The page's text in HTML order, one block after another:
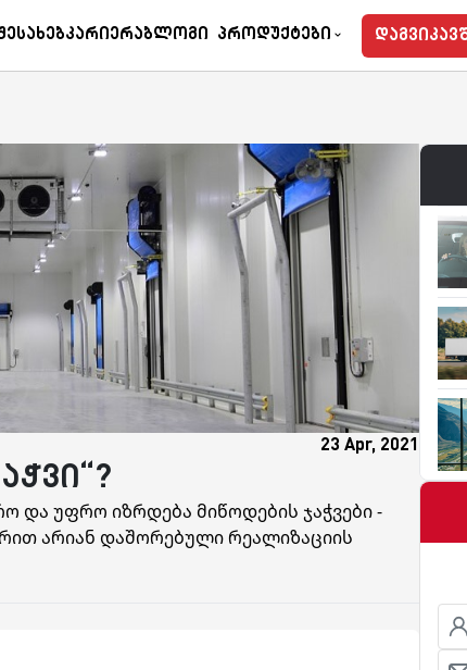
Tempohub
ᲙარიერაᲑლოგი Პროდუქტები
23 Apr, 2021
და უფრო იზრდება მიწოდების ჯაჭვები -
არიან დაშორებული რეალიზაციის